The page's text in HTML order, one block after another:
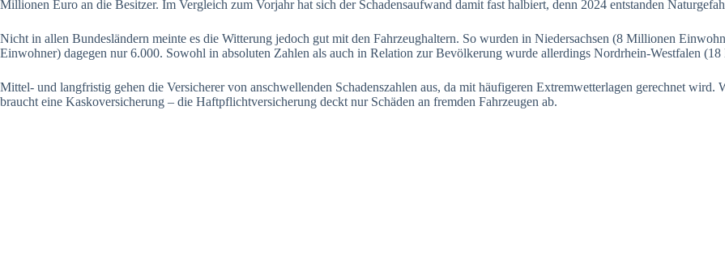
Millionen Euro an die Besitzer. Im Vergleich zum Vorjahr hat sich der Schadensaufwand damit fast halbiert, denn 2024 entstanden
Nicht in allen Bundesländern meinte es die Witterung jedoch gut mit den Fahrzeughaltern. So wurden in Niedersachsen (8 Millionen
Einwohner) dagegen nur 6.000. Sowohl in absoluten Zahlen als auch in Relation zur Bevölkerung wurde allerdings Nordrhein-Westfalen
Mittel- und langfristig gehen die Versicherer von anschwellenden Schadenszahlen aus, da mit häufigeren Extremwetterlagen gerechnet
braucht eine Kaskoversicherung – die Haftpflichtversicherung deckt nur Schäden an fremden Fahrzeugen ab.